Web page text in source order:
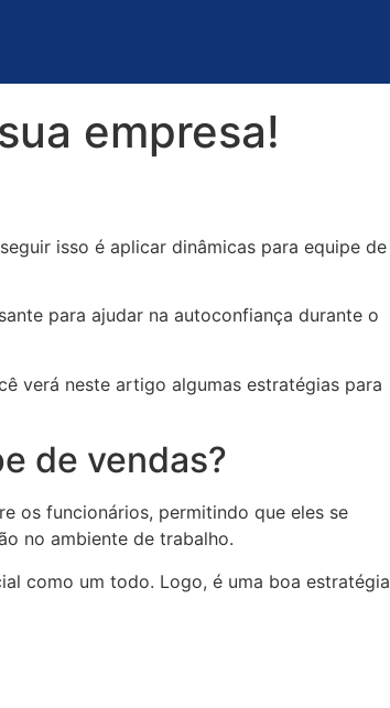
empresa!
isso é aplicar dinâmicas para equipe de
para ajudar na autoconfiança durante o
verá neste artigo algumas estratégias para
de vendas?
os funcionários, permitindo que eles se
no ambiente de trabalho.
como um todo. Logo, é uma boa estratégia